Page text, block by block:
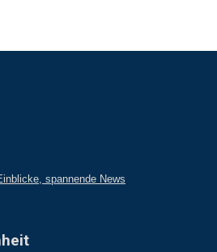
spannende News